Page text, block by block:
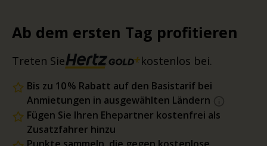
Ab dem ersten Tag profitieren
Treten Sie kostenlos bei.
Bis zu 10 % Rabatt auf den Basistarif bei
Anmietungen in ausgewählten Ländern
Fügen Sie Ihren Ehepartner kostenfrei als
Zusatzfahrer hinzu